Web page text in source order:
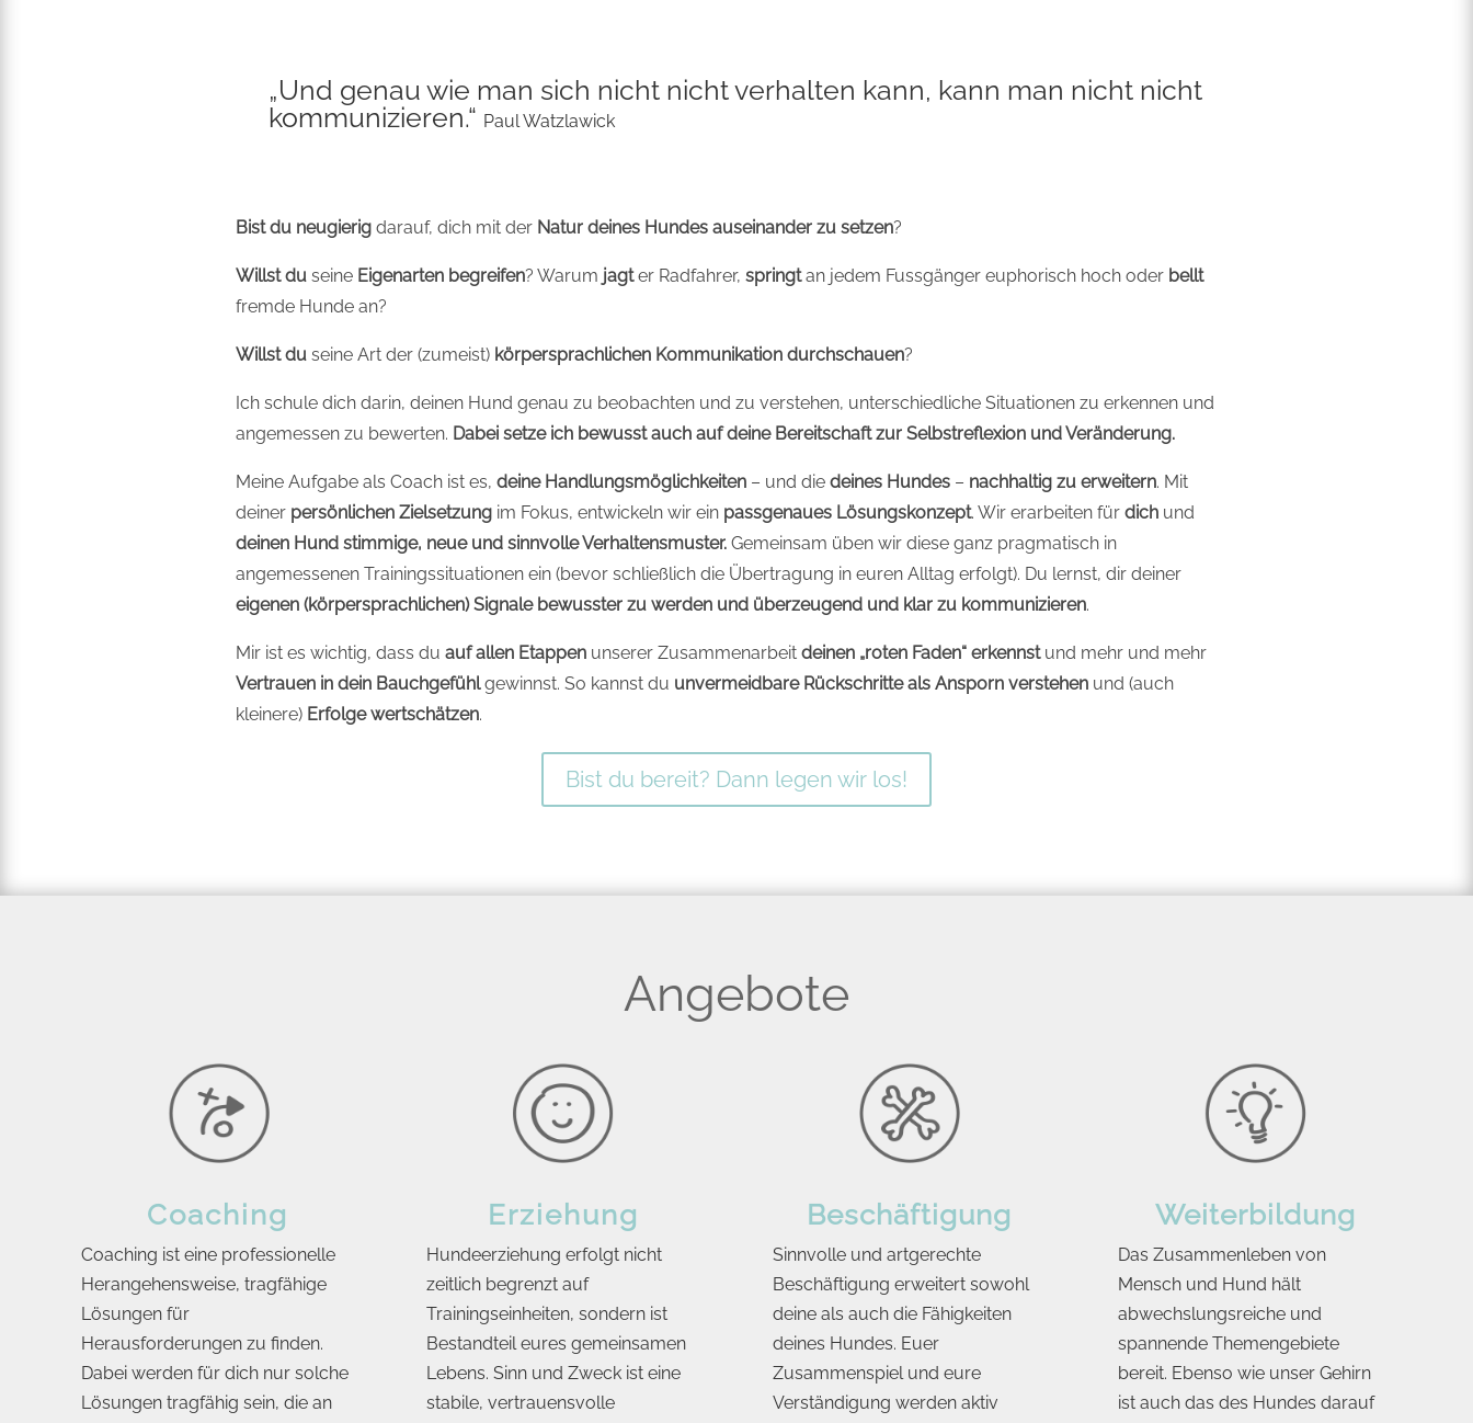
„Und genau wie man sich nicht nicht verhalten kann, kann man nicht nicht
kommunizieren.“ Paul Watzlawick
Bist du neugierig darauf, dich mit der Natur deines Hundes auseinander zu setzen?
Willst du seine Eigenarten begreifen? Warum jagter Radfahrer,springtan jedem Fussgänger euphorisch hoch oder bellt
fremde Hunde an?
Willst du seine Art der (zumeist) körpersprachlichen Kommunikation durchschauen?
Ich schule dich darin, deinen Hund genau zu beobachten und zu verstehen, unterschiedliche Situationen zu erkennen und
angemessen zu bewerten. Dabei setze ich bewusst auch auf deine Bereitschaft zur Selbstreflexion und Veränderung.
Meine Aufgabe als Coach ist es,deine Handlungsmöglichkeiten – und diedeines Hundes – nachhaltig zu erweitern. Mit
deiner persönlichen Zielsetzung im Fokus, entwickeln wir ein passgenaues Lösungskonzept. Wir erarbeiten fürdich und
deinen Hund stimmige, neue und sinnvolle Verhaltensmuster. Gemeinsam üben wir diese ganz pragmatisch in
angemessenen Trainingssituationen ein (bevor schließlich die Übertragung in euren Alltag erfolgt). Du lernst, dir deiner
eigenen (körpersprachlichen) Signale bewusster zu werden und überzeugend und klar zu kommunizieren.
Mir ist es wichtig, dass duauf allen Etappen unserer Zusammenarbeitdeinen „roten Faden“ erkennstund mehr und mehr
Vertrauen in dein Bauchgefühlgewinnst. So kannst du unvermeidbare Rückschritte als Ansporn verstehen und (auch
kleinere) Erfolge wertschätzen.
Bist du bereit? Dann legen wir los!
Angebote
Coaching
Coaching ist eine professionelle
Herangehensweise, tragfähige
Lösungen für
Herausforderungen zu finden.
Dabei werden für dich nur solche
Lösungen tragfähig sein, die an
Erziehung
Hundeerziehung erfolgt nicht
zeitlich begrenzt auf
Trainingseinheiten, sondern ist
Bestandteil eures gemeinsamen
Lebens. Sinn und Zweck ist eine
stabile, vertrauensvolle
Beschäftigung
Sinnvolle und artgerechte
Beschäftigung erweitert sowohl
deine als auch die Fähigkeiten
deines Hundes. Euer
Zusammenspiel und eure
Verständigung werden aktiv
Weiterbildung
Das Zusammenleben von
Mensch und Hund hält
abwechslungsreiche und
spannende Themengebiete
bereit. Ebenso wie unser Gehirn
ist auch das des Hundes darauf